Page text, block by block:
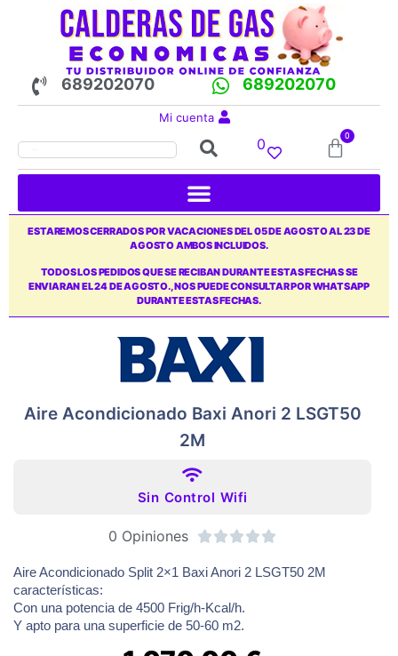
689202070 689202070
Mi cuenta
0 0
ESTAREMOS CERRADOS POR VACACIONES DEL 05 DE AGOSTO AL 23 DE
AGOSTO AMBOS INCLUIDOS.
TODOS LOS PEDIDOS QUE SE RECIBAN DURANTE ESTAS FECHAS SE
ENVIARAN EL 24 DE AGOSTO., NOS PUEDE CONSULTAR POR WHATSAPP
DURANTE ESTAS FECHAS.
Aire Acondicionado Baxi Anori 2 LSGT50
2M
Sin Control Wifi
0 Opiniones 
Aire Acondicionado Split 2×1 Baxi Anori 2 LSGT50 2M
características:
Con una potencia de 4500 Frig/h-Kcal/h.
Y apto para una superficie de 50-60 m2.